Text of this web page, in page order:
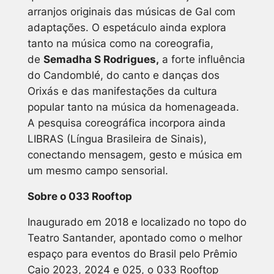
arranjos originais das músicas de Gal com
adaptações. O espetáculo ainda explora
tanto na música como na coreografia,
de Semadha S Rodrigues, a forte influência
do Candomblé, do canto e danças dos
Orixás e das manifestações da cultura
popular tanto na música da homenageada.
A pesquisa coreográfica incorpora ainda
LIBRAS (Língua Brasileira de Sinais),
conectando mensagem, gesto e música em
um mesmo campo sensorial.
Sobre o 033 Rooftop
Inaugurado em 2018 e localizado no topo do
Teatro Santander, apontado como o melhor
espaço para eventos do Brasil pelo Prêmio
Caio 2023, 2024 e 025, o 033 Rooftop